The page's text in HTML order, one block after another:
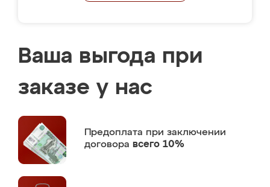
Ваша выгода при
заказе у нас
Предоплата при заключении
договора всего 10%